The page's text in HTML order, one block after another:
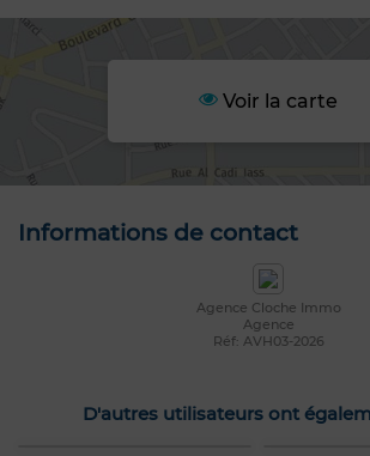
Voir la carte
Informations de contact
Agence Cloche Immo
Agence
Réf: AVH03-2026
D'autres utilisateurs ont